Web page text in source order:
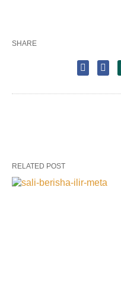
SHARE
RELATED POST